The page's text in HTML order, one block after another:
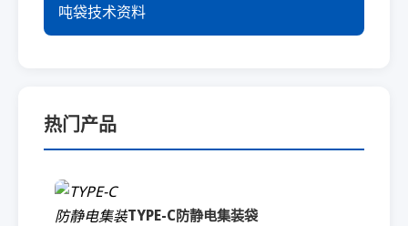
吨袋技术资料
热门产品
TYPE-C防静电集装袋